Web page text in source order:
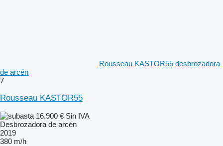
Rousseau KASTOR55 desbrozadora
de arcén
7
Rousseau KASTOR55
16.900 € Sin IVA
Desbrozadora de arcén
2019
380 m/h